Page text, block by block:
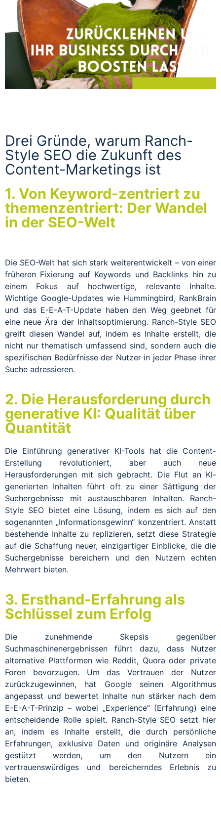
Drei Gründe, warum Ranch-
Style SEO die Zukunft des
Content-Marketings ist
1. Von Keyword-zentriert zu
themenzentriert: Der Wandel
in der SEO-Welt
Die SEO-Welt hat sich stark weiterentwickelt – von einer
früheren Fixierung auf Keywords und Backlinks hin zu
einem Fokus auf hochwertige, relevante Inhalte.
Wichtige Google-Updates wie Hummingbird, RankBrain
und das E-E-A-T-Update haben den Weg geebnet für
eine neue Ära der Inhaltsoptimierung. Ranch-Style SEO
greift diesen Wandel auf, indem es Inhalte erstellt, die
nicht nur thematisch umfassend sind, sondern auch die
spezifischen Bedürfnisse der Nutzer in jeder Phase ihrer
Suche adressieren.
2. Die Herausforderung durch
generative KI: Qualität über
Quantität
Die Einführung generativer KI-Tools hat die Content-
Erstellung revolutioniert, aber auch neue
Herausforderungen mit sich gebracht. Die Flut an KI-
generierten Inhalten führt oft zu einer Sättigung der
Suchergebnisse mit austauschbaren Inhalten. Ranch-
Style SEO bietet eine Lösung, indem es sich auf den
sogenannten „Informationsgewinn“ konzentriert. Anstatt
bestehende Inhalte zu replizieren, setzt diese Strategie
auf die Schaffung neuer, einzigartiger Einblicke, die die
Suchergebnisse bereichern und den Nutzern echten
Mehrwert bieten.
3. Ersthand-Erfahrung als
Schlüssel zum Erfolg
Die zunehmende Skepsis gegenüber
Suchmaschinenergebnissen führt dazu, dass Nutzer
alternative Plattformen wie Reddit, Quora oder private
Foren bevorzugen. Um das Vertrauen der Nutzer
zurückzugewinnen, hat Google seinen Algorithmus
angepasst und bewertet Inhalte nun stärker nach dem
E-E-A-T-Prinzip – wobei „Experience“ (Erfahrung) eine
entscheidende Rolle spielt. Ranch-Style SEO setzt hier
an, indem es Inhalte erstellt, die durch persönliche
Erfahrungen, exklusive Daten und originäre Analysen
gestützt werden, um den Nutzern ein
vertrauenswürdiges und bereicherndes Erlebnis zu
bieten.